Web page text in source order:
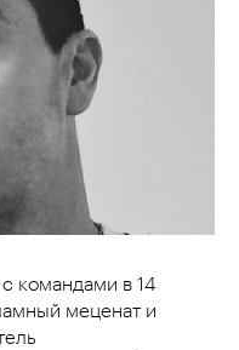
командами в 14
меценат и